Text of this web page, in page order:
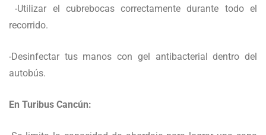
-Utilizar el cubrebocas correctamente durante todo el
recorrido.
-Desinfectar tus manos con gel antibacterial dentro del
autobús.
En Turibus Cancún: